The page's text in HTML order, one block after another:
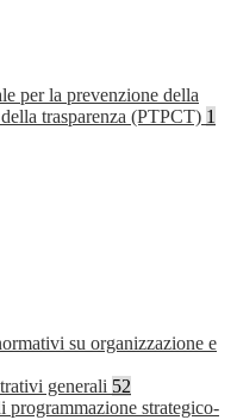
per la prevenzione della
trasparenza (PTPCT) 1
su organizzazione e
generali 52
programmazione strategico-